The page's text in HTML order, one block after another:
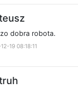
dobra robota.
19 08:18:11